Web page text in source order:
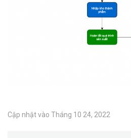
Cập nhật vào Tháng 10 24, 2022